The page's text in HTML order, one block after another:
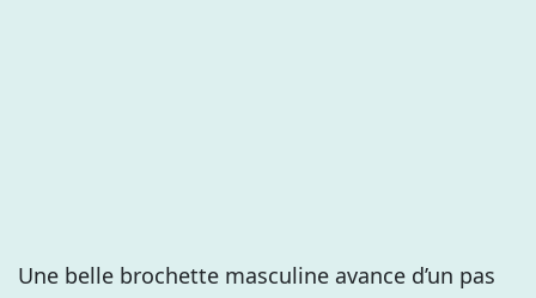
Une belle brochette masculine avance d’un pas